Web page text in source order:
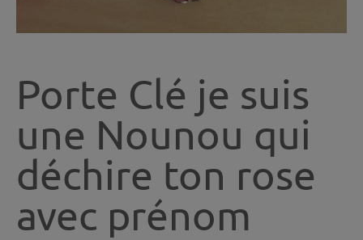
Porte Clé je suis
une Nounou qui
déchire ton rose
avec prénom